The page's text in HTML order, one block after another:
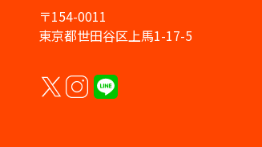
〒154-0011
東京都世田谷区上馬1-17-5